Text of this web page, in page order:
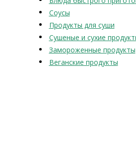
Соусы
Продукты для суши
Сушеные и сухие
Замороженные продукты
Веганские продукты